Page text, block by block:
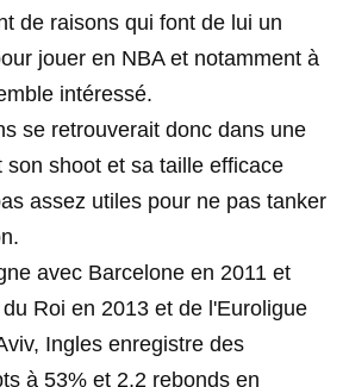
de raisons qui font de lui un
jouer en NBA et notamment à
intéressé.
se retrouverait donc dans une
son shoot et sa taille efficace
assez utiles pour ne pas tanker
avec Barcelone en 2011 et
Roi en 2013 et de l'Euroligue
Ingles enregistre des
à 53% et 2,2 rebonds en